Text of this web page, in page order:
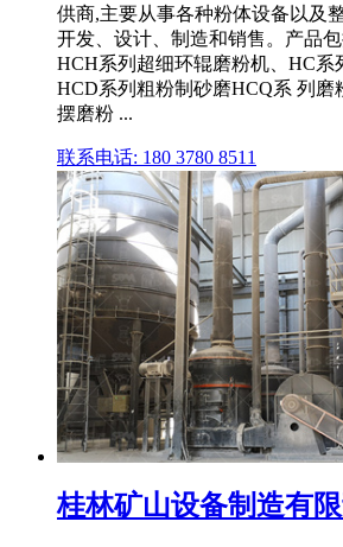
供商,主要从事各种粉体设备以及
开发、设计、制造和销售。产品包
HCH系列超细环辊磨粉机、HC系
HCD系列粗粉制砂磨HCQ系 列磨
摆磨粉 ...
联系电话: 180 3780 8511
桂林矿山设备制造有